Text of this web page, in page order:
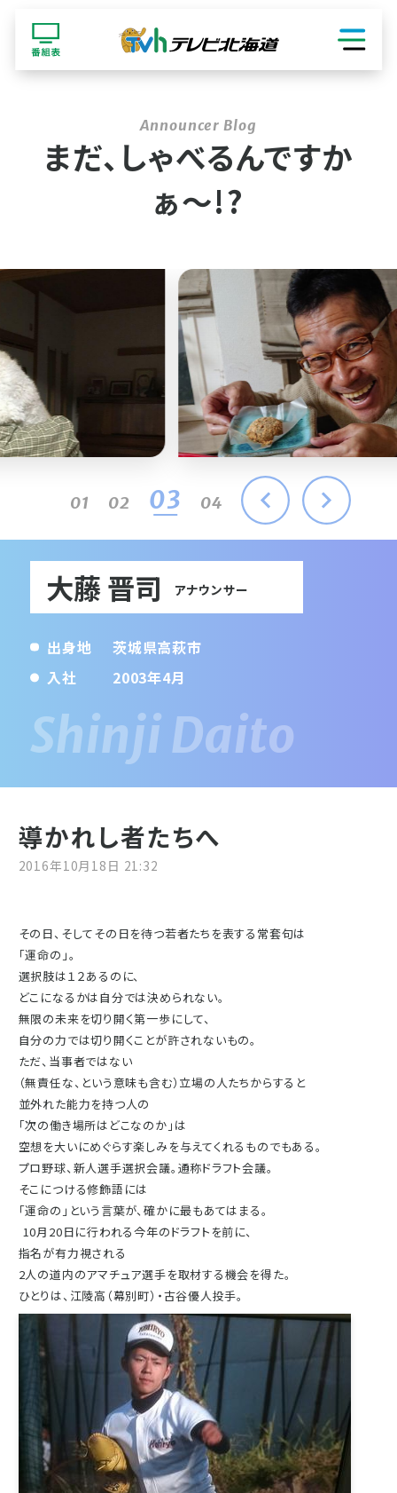
まだ、しゃべるんですか
ぁ〜!?
大藤 晋司 アナウンサー
出身地
茨城県高萩市
入社
2003年4月
01 02 03 04
導かれし者たちへ
2016年10月18日 21:32
その日、そしてその日を待つ若者たちを表する常套句は
「運命の」。
選択肢は１２あるのに、
どこになるかは自分では決められない。
無限の未来を切り開く第一歩にして、
自分の力では切り開くことが許されないもの。
ただ、当事者ではない
（無責任な、という意味も含む）立場の人たちからすると
並外れた能力を持つ人の
「次の働き場所はどこなのか」は
空想を大いにめぐらす楽しみを与えてくれるものでもある。
プロ野球、新人選手選択会議。通称ドラフト会議。
そこにつける修飾語には
「運命の」という言葉が、確かに最もあてはまる。
10月20日に行われる今年のドラフトを前に、
指名が有力視される
2人の道内のアマチュア選手を取材する機会を得た。
ひとりは、江陵高（幕別町）・古谷優人投手。